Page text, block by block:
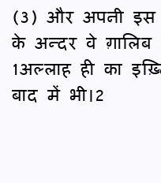
(3) और अपनी इस
के अन्दर वे ग़ालिब
1अल्लाह ही का
बाद में भी।2